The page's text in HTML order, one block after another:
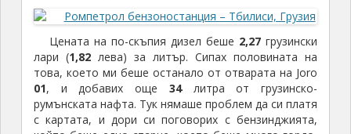
Цената на по-скъпия дизел беше 2,27 грузински
лари (1,82 лева) за литър. Сипах половината на
това, което ми беше останало от отварата на Joro
01, и добавих още 34литра от грузинско-
румънската нафта. Тук нямаше проблем да си платя
с картата, и дори си поговорих с бензинджията,